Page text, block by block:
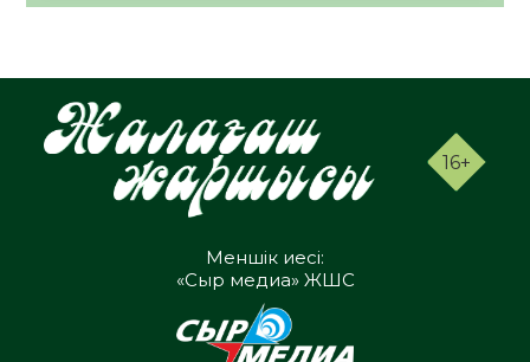
16+
Меншік иесі:
«Сыр медиа» ЖШС